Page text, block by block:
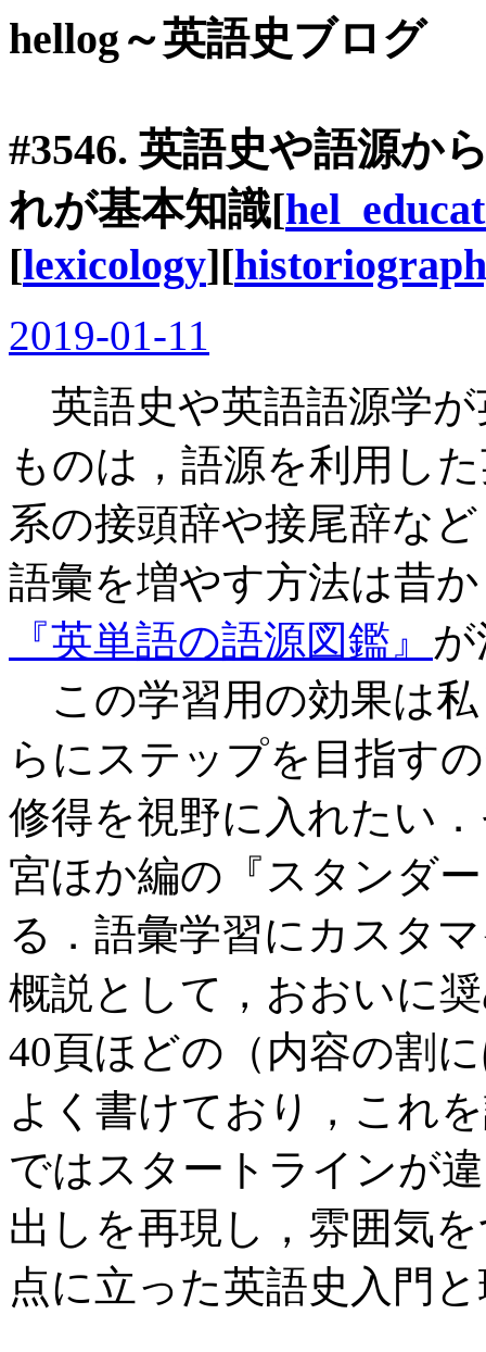
hellog～英語史ブログ
#3546. 英語史や語源か
れが基本知識[
[lexicology][
2019-01-11
英語史や英語語源学が
ものは，語源を利用し
系の接頭辞や接尾辞な
語彙を増やす方法は昔
『英単語の語源図鑑』
この学習用の効果は
らにステップを目指す
修得を視野に入れたい
宮ほか編の『スタンダ
る．語彙学習にカスタ
概説として，おおいに
40頁ほどの（内容の割
よく書けており，これ
ではスタートラインが
出しを再現し，雰囲気
点に立った英語史入門